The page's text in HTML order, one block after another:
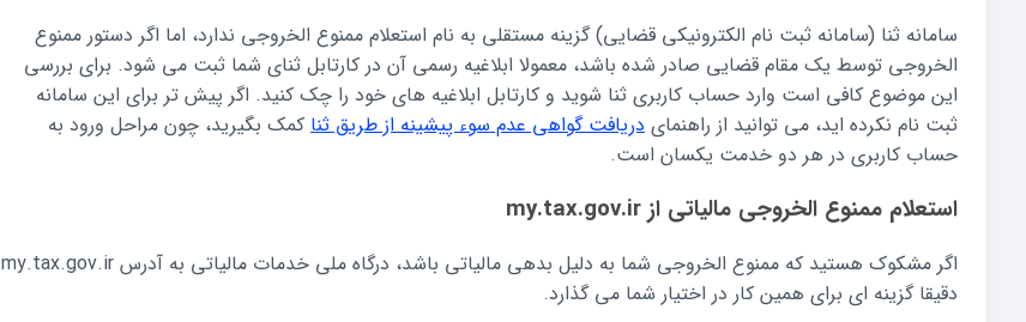
سامانه ثنا (سامانه ثبت نام الکترونیکی قضایی) گزینه مستقلی به نام استعلام ممنوع الخروجی ندارد، اما اگر دستور ممنوع
الخروجی توسط یک مقام قضایی صادر شده باشد، معمولا ابلاغیه رسمی آن در کارتابل ثنای شما ثبت می شود. برای بررسی
این موضوع کافی است وارد حساب کاربری ثنا شوید و کارتابل ابلاغیه های خود را چک کنید. اگر پیش تر برای این سامانه
ثبت نام نکرده اید، می توانید از راهنمای دریافت گواهی عدم سوء پیشینه از طریق ثنا کمک بگیرید، چون مراحل ورود به
حساب کاربری در هر دو خدمت یکسان است.
استعلام ممنوع الخروجی مالیاتی از my.tax.gov.ir
اگر مشکوک هستید که ممنوع الخروجی شما به دلیل بدهی مالیاتی باشد، درگاه ملی خدمات مالیاتی به آدرس my.tax.gov.ir
دقیقا گزینه ای برای همین کار در اختیار شما می گذارد.